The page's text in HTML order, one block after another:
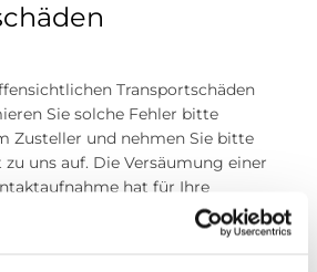
Transportschäden
Sie solche Fehler bitte
Zusteller und nehmen Sie bitte
uns auf. Die Versäumung einer
hat für Ihre
und deren Durchsetzung,
keinerlei